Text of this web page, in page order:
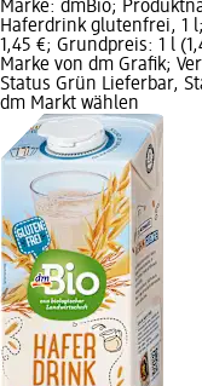
Marke: dmBio;
Haferdrink glutenfrei, 1
1,45 €; Grundpreis: 1 l
Marke von dm Grafik;
Status Grün Lieferbar,
dm Markt wählen